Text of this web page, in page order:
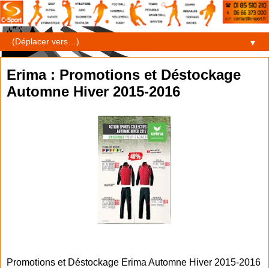
▼
Erima : Promotions et Déstockage
Automne Hiver 2015-2016
Promotions et Déstockage Erima Automne Hiver 2015-2016